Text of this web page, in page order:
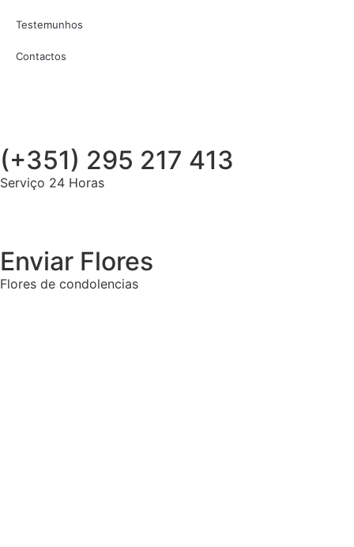
Testemunhos
Contactos
(+351) 295 217 413
Serviço 24 Horas
Enviar Flores
Flores de condolencias